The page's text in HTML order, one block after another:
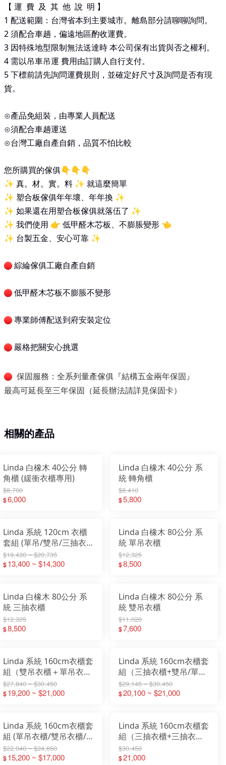
【 運 費 及 其 他 說 明 】
1 配送範圍：台灣省本到主要城市。離島部分請聊聊詢問。
2 須配合車趟，偏遠地區酌收運費。
3 因特殊地型限制無法送達時 本公司保有出貨與否之權利。
4 需以吊車吊運 費用由訂購人自行支付。
5 下標前請先詢問運費規則，並確定好尺寸及詢問是否有現
貨。
⊙產品免組裝，由專業人員配送
⊙須配合車趟運送
⊙台灣工廠自產自銷，品質不怕比較
您所購買的傢俱👇👇👇
✨ 真。材。實。料 ✨ 就這麼簡單
✨ 塑合板傢俱年年壞、年年換 ✨
✨ 如果還在用塑合板傢俱就落伍了 ✨
✨ 我們使用 👉 低甲醛木芯板、不膨脹變形 👈
✨ 台製五金、安心可靠 ✨
綜綸傢俱工廠自產自銷
低甲醛木芯板不膨脹不變形
專業師傅配送到府安裝定位
嚴格把關安心挑選
保固服務：全系列量產傢俱『結構五金兩年保固』
最高可延長至三年保固（延長辦法請詳見保固卡）
相關的產品
Linda 白橡木 40公分 轉
角櫃 (緩衝衣櫃專用)
$8,700
$6,000
Linda 白橡木 40公分 系
統 轉角櫃
$8,410
$5,800
Linda 系統 120cm 衣櫃
套組 (單吊/雙吊/三抽衣
櫃+轉角櫃)
$19,430 ~ $20,735
$13,400 ~ $14,300
Linda 白橡木 80公分 系
統 單吊衣櫃
$12,325
$8,500
Linda 白橡木 80公分 系
統 三抽衣櫃
$12,325
$8,500
Linda 白橡木 80公分 系
統 雙吊衣櫃
$11,020
$7,600
Linda 系統 160cm衣櫃套
組（雙吊衣櫃＋單吊衣櫃
+被櫥櫃）
$27,840 ~ $30,450
$19,200 ~ $21,000
Linda 系統 160cm衣櫃套
組（三抽衣櫃+雙吊/單吊
衣櫃+被櫥櫃）
$29,145 ~ $30,450
$20,100 ~ $21,000
Linda 系統 160cm衣櫃套
組 (單吊衣櫃/雙吊衣櫃/
三抽衣櫃)
$22,040 ~ $24,650
$15,200 ~ $17,000
Linda 系統 160cm衣櫃套
組（三抽衣櫃+三抽衣櫃
+被櫥櫃）
$30,450
$21,000